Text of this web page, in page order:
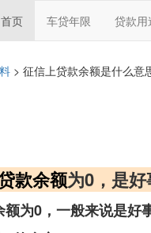
首页 车贷年限 贷款用
> 征信上贷款余额是什么意
款余额为0，是
为0，一般来说是好